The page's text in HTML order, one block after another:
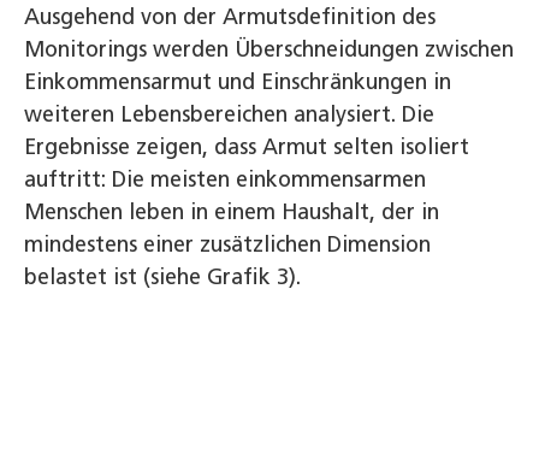
Ausgehend von der Armutsdefinition des
Monitorings werden Überschneidungen zwischen
Einkommensarmut und Einschränkungen in
weiteren Lebensbereichen analysiert. Die
Ergebnisse zeigen, dass Armut selten isoliert
auftritt: Die meisten einkommensarmen
Menschen leben in einem Haushalt, der in
mindestens einer zusätzlichen Dimension
belastet ist (siehe Grafik 3).